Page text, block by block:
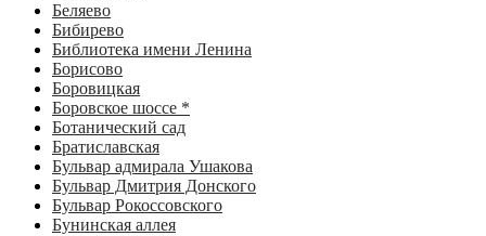
Беляево
Бибирево
Библиотека имени Ленина
Борисово
Боровицкая
Боровское шоссе *
Ботанический сад
Братиславская
Бульвар адмирала Ушакова
Бульвар Дмитрия Донского
Бульвар Рокоссовского
Бунинская аллея